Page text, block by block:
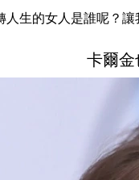
生的女人是誰呢？讓
卡爾金